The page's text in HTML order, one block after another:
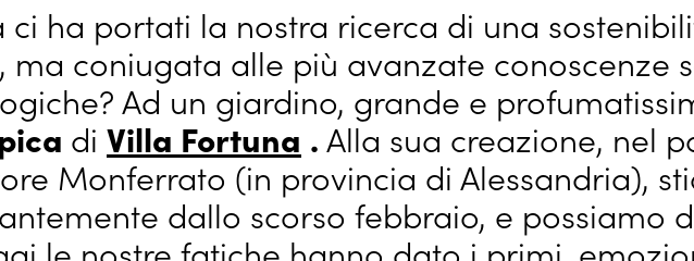
ci ha portati la nostra ricerca di una
ma coniugata alle più avanzate conoscenze
Ad un giardino, grande e
di Villa Fortuna .Alla sua creazione, nel
Monferrato (in provincia di Alessandria),
dallo scorso febbraio, e possiamo